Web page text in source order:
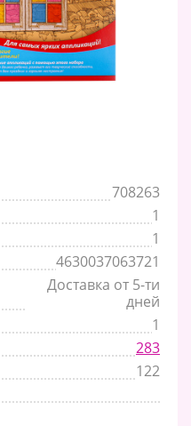
708263
1
1
4630037063721
Доставка от 5-ти
дней
1
283
122